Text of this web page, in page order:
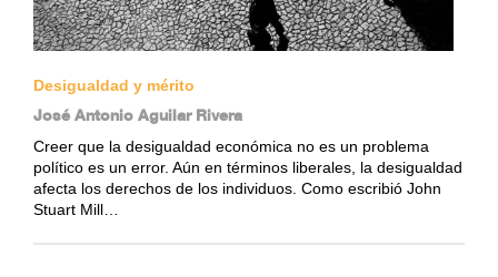
Desigualdad y mérito
José Antonio Aguilar Rivera
Creer que la desigualdad económica no es un problema
político es un error. Aún en términos liberales, la desigualdad
afecta los derechos de los individuos. Como escribió John
Stuart Mill…